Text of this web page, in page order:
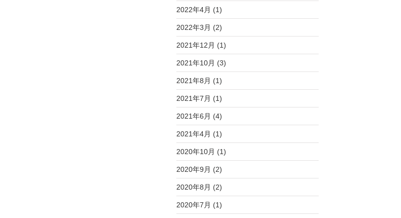
2022年4月 (1)
2022年3月 (2)
2021年12月 (1)
2021年10月 (3)
2021年8月 (1)
2021年7月 (1)
2021年6月 (4)
2021年4月 (1)
2020年10月 (1)
2020年9月 (2)
2020年8月 (2)
2020年7月 (1)